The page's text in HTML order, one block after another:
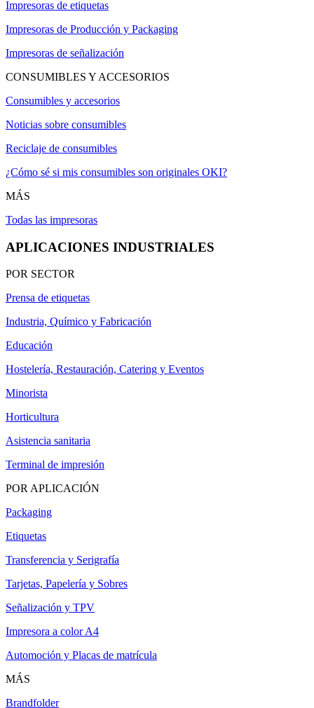
Impresoras de etiquetas
Impresoras de Producción y Packaging
Impresoras de señalización
CONSUMIBLES Y ACCESORIOS
Consumibles y accesorios
Noticias sobre consumibles
Reciclaje de consumibles
¿Cómo sé si mis consumibles son originales OKI?
MÁS
Todas las impresoras
APLICACIONES INDUSTRIALES
POR SECTOR
Prensa de etiquetas
Industria, Químico y Fabricación
Educación
Hostelería, Restauración, Catering y Eventos
Minorista
Horticultura
Asistencia sanitaria
Terminal de impresión
POR APLICACIÓN
Packaging
Etiquetas
Transferencia y Serigrafía
Tarjetas, Papelería y Sobres
Señalización y TPV
Impresora a color A4
Automoción y Placas de matrícula
MÁS
Brandfolder